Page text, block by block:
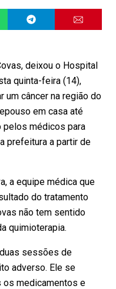
deixou o Hospital
quinta-feira (14),
um câncer na região do
em casa até
pelos médicos para
prefeitura a partir de
a equipe médica que
do tratamento
não tem sentido
quimioterapia.
sessões de
adverso. Ele se
os medicamentos e